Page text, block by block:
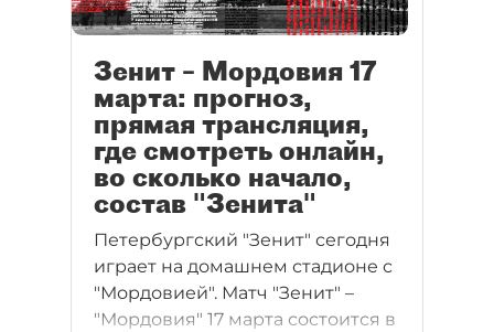
Зенит – Мордовия 17
марта: прогноз,
прямая трансляция,
где смотреть онлайн,
во сколько начало,
состав "Зенита"
Петербургский "Зенит" сегодня
играет на домашнем стадионе с
"Мордовией". Матч "Зенит" –
"Мордовия" 17 марта состоится в